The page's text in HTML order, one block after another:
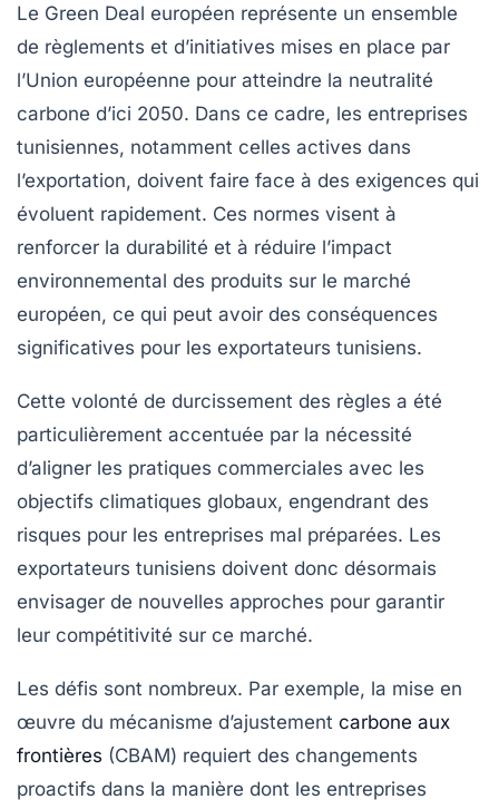
Le Green Deal européen représente un ensemble
de règlements et d’initiatives mises en place par
l’Union européenne pour atteindre la neutralité
carbone d’ici 2050. Dans ce cadre, les entreprises
tunisiennes, notamment celles actives dans
l’exportation, doivent faire face à des exigences qui
évoluent rapidement. Ces normes visent à
renforcer la durabilité et à réduire l’impact
environnemental des produits sur le marché
européen, ce qui peut avoir des conséquences
significatives pour les exportateurs tunisiens.
Cette volonté de durcissement des règles a été
particulièrement accentuée par la nécessité
d’aligner les pratiques commerciales avec les
objectifs climatiques globaux, engendrant des
risques pour les entreprises mal préparées. Les
exportateurs tunisiens doivent donc désormais
envisager de nouvelles approches pour garantir
leur compétitivité sur ce marché.
Les défis sont nombreux. Par exemple, la mise en
œuvre du mécanisme d’ajustement carbone aux
frontières (CBAM) requiert des changements
proactifs dans la manière dont les entreprises